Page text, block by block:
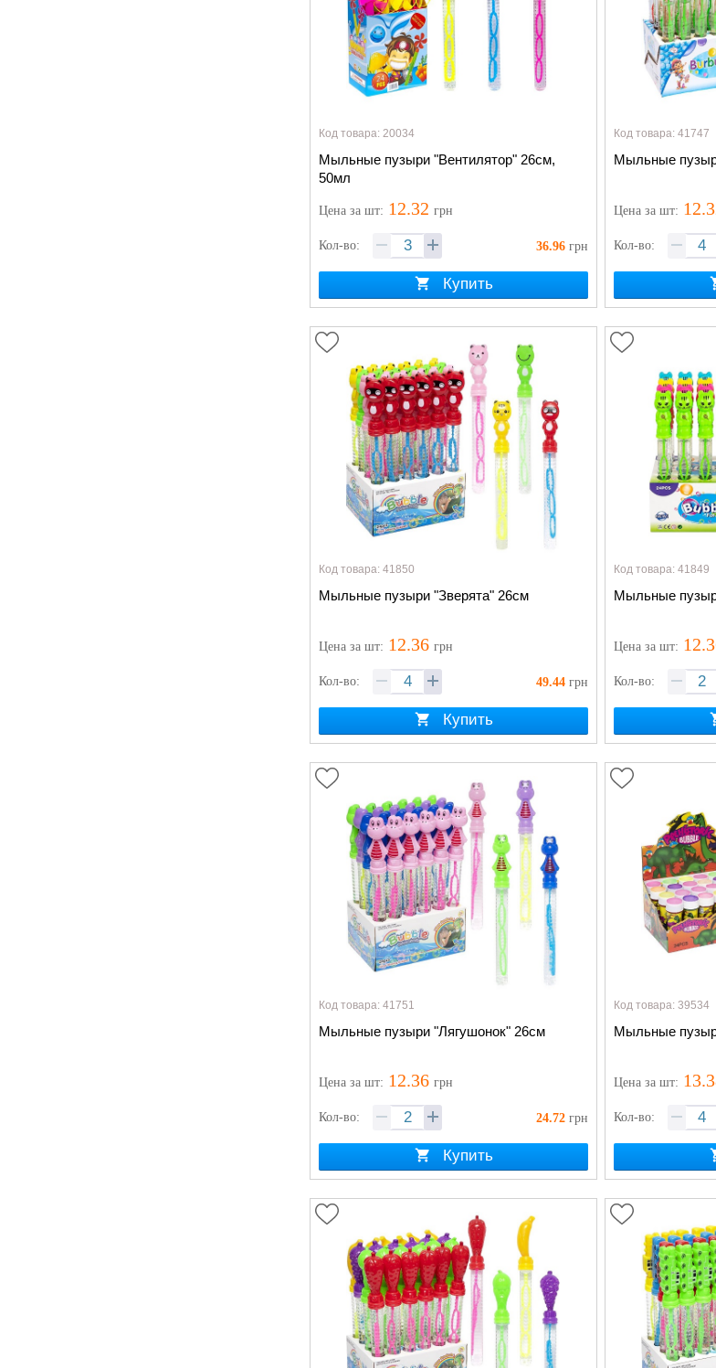
Код товара: 20034
Мыльные пузыри "Вентилятор" 26см,
50мл
Цена за шт: 12.32 грн
Кол-во: 36.96 грн
Купить
Код товара: 41747
Мыльные
Ценаза шт:
Кол-во:
Код товара: 41850
Мыльные пузыри "Зверята" 26см
Цена за шт: 12.36 грн
Кол-во: 49.44 грн
Купить
Код товара: 41849
Мыльные
Ценаза шт:
Кол-во:
Код товара: 41751
Мыльные пузыри "Лягушонок" 26см
Цена за шт: 12.36 грн
Кол-во: 24.72 грн
Купить
Код товара: 39534
Мыльные
Ценаза шт:
Кол-во: